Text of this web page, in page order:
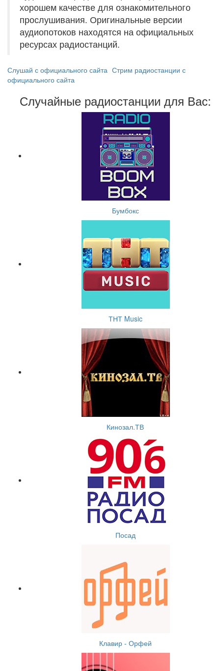
хорошем качестве для ознакомительного
прослушивания. Оригинальные версии
аудиопотоков находятся на официальных
ресурсах радиостанций.
Слушай с официального сайта Стрим радиостанции с
официального сайта
Случайные радиостанции для Вас:
Бумбокс
ТНТ Music
Кинозал.ТВ
Посад
Клавир - Орфей